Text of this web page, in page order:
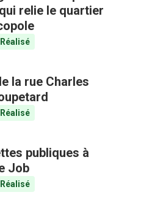
relie le quartier
Réalisé
la rue Charles
Réalisé
publiques à
Job
Réalisé